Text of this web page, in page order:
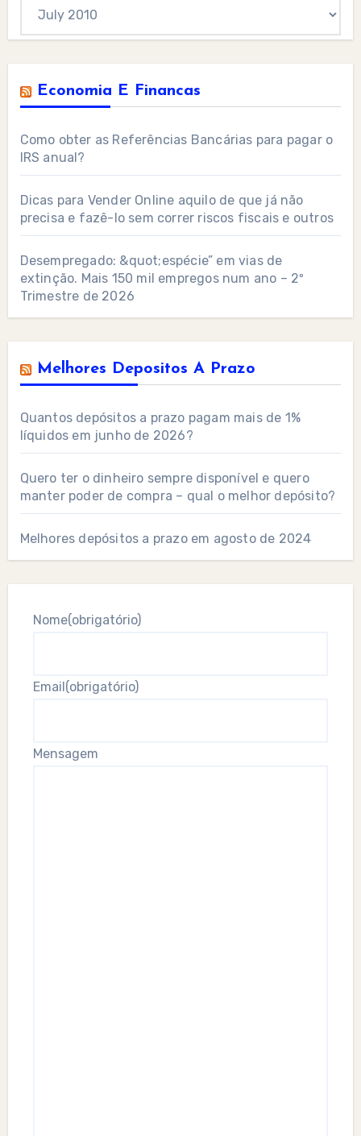
Economia E Financas
Como obter as Referências Bancárias para pagar o
IRS anual?
Dicas para Vender Online aquilo de que já não
precisa e fazê-lo sem correr riscos fiscais e outros
Desempregado: &quot;espécie” em vias de
extinção. Mais 150 mil empregos num ano – 2º
Trimestre de 2026
Melhores Depositos A Prazo
Quantos depósitos a prazo pagam mais de 1%
líquidos em junho de 2026?
Quero ter o dinheiro sempre disponível e quero
manter poder de compra – qual o melhor depósito?
Melhores depósitos a prazo em agosto de 2024
Nome(obrigatório)
Email(obrigatório)
Mensagem